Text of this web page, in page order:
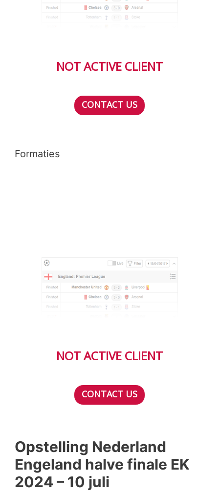
NOT ACTIVE CLIENT
CONTACT US
Formaties
NOT ACTIVE CLIENT
CONTACT US
Opstelling Nederland
Engeland halve finale EK
2024 – 10 juli